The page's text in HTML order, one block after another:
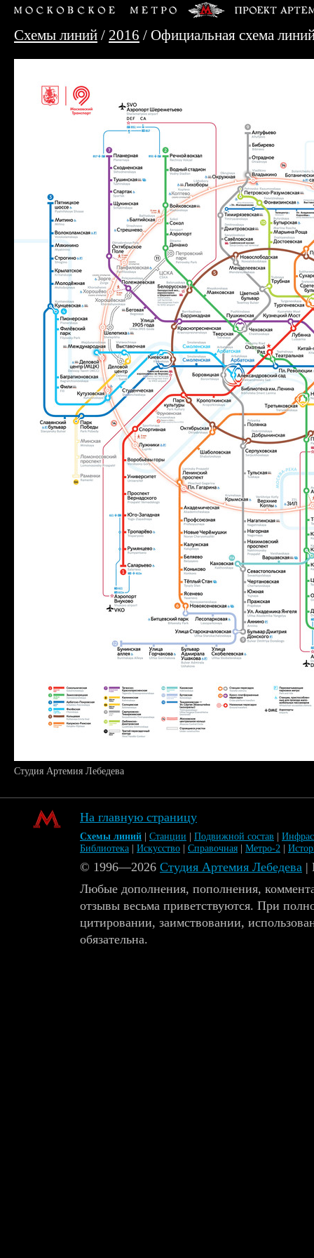
Схемы линий / 2016 / Официальная схема
Студия Артемия Лебедева
На главную страницу
Схемы линий | Станции | Подвижной состав |
Библиотека | Искусство | Справочная | Метро-2 |
© 1996—2026 Студия Артемия Лебедева |
Любые дополнения, пополнения,
отзывы весьма приветствуются. При
цитировании, заимствовании,
обязательна.